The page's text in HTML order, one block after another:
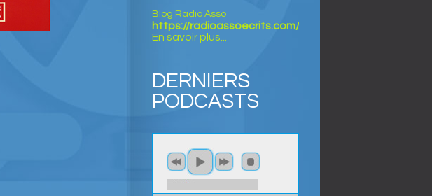
Blog Radio Asso
https://radioassoecrits.com/
En savoir plus...
DERNIERS
PODCASTS